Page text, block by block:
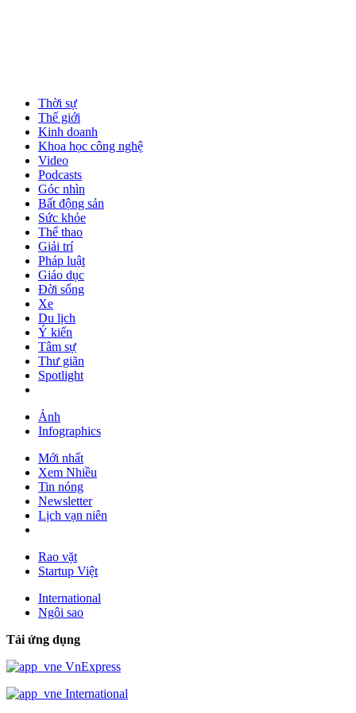
Thời sự
Thế giới
Kinh doanh
Khoa học công nghệ
Video
Podcasts
Góc nhìn
Bất động sản
Sức khỏe
Thể thao
Giải trí
Pháp luật
Giáo dục
Đời sống
Xe
Du lịch
Ý kiến
Tâm sự
Thư giãn
Spotlight
Ảnh
Infographics
Mới nhất
Xem Nhiều
Tin nóng
Newsletter
Lịch vạn niên
Rao vặt
Startup Việt
International
Ngôi sao
Tải ứng dụng
VnExpress
International